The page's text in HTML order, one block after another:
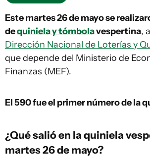
Este martes 26 de mayo se
dequiniela y tómbolavespertina,
Dirección Nacional de Loterías y
que depende del Ministerio de
Finanzas (MEF).
El 590fue el primer número de la
¿Qué salió en laquiniela
martes 26 de mayo?